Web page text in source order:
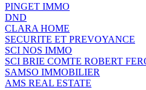
PINGET IMMO
DND
CLARA HOME
SECURITE ET PREVOYANCE
SCI NOS IMMO
SCI BRIE COMTE ROBERT
SAMSO IMMOBILIER
AMS REAL ESTATE